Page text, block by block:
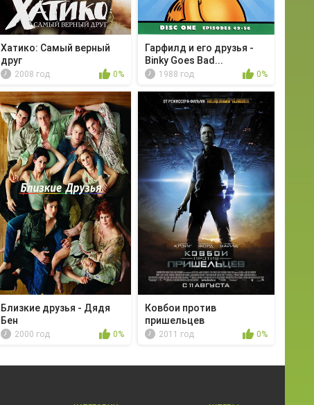
Хатико: Самый верный
друг
2008 год 0%
Гарфилд и его друзья -
Binky Goes Bad...
1988 год 0%
Близкие друзья - Дядя
Бен
2000 год 0%
Ковбои против
пришельцев
2011 год 0%